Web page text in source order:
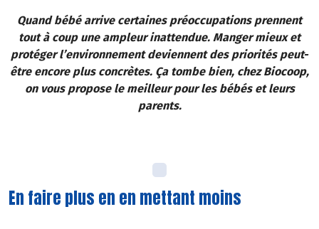
Quand bébé arrive certaines préoccupations prennent
tout à coup une ampleur inattendue. Manger mieux et
protéger l’environnement deviennent des priorités peut-
être encore plus concrètes. Ça tombe bien, chez Biocoop,
on vous propose le meilleur pour les bébés et leurs
parents.
En faire plus en en mettant moins